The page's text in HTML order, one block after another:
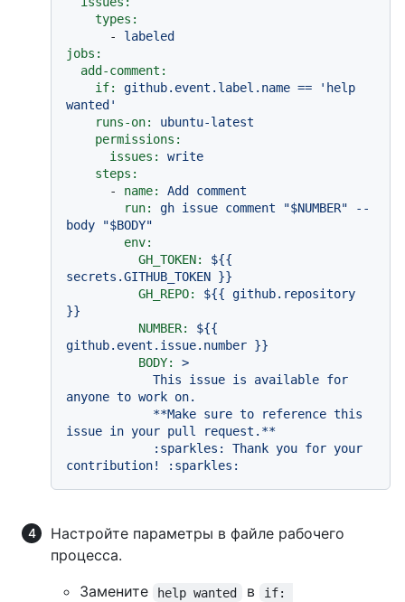
types:
-
labeled
jobs:
add-comment:
if:
github.event.label.name ==
'help
wanted'
runs-on:
ubuntu-latest
permissions:
issues:
write
steps:
-
name: Add
comment
run:
gh issue comment "$NUMBER"
--
body
"$BODY"
env:
GH_TOKEN:
${{
secrets.GITHUB_TOKEN }}
GH_REPO:
${{ github.repository
}}
NUMBER:
${{
github.event.issue.number }}
BODY:
>
anyone to work on.
issue in your pull request.**
Настройте параметры в файле рабочего
процесса.
Замените
help wanted в
if: